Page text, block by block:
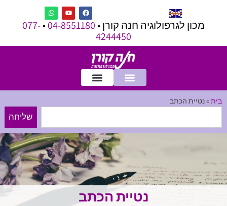
מכון לגרפולוגיה חנה קורן •04-8551180
•
077-
4244450
בית »נטיית הכתב
שליחה
נטיית הכתב